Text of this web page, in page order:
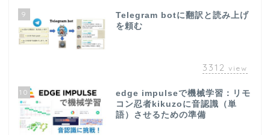
9
Telegram botに翻訳と読み上げ
を頼む
3312 view
10
edge impulseで機械学習：リモ
コン忍者kikuzoに音認識（単
語）させるための準備